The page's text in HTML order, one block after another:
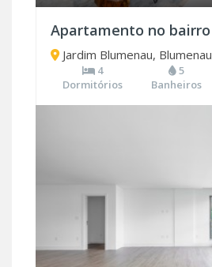
Jardim Blumenau, Blumenau
4
Dormitórios
5
Banheiros